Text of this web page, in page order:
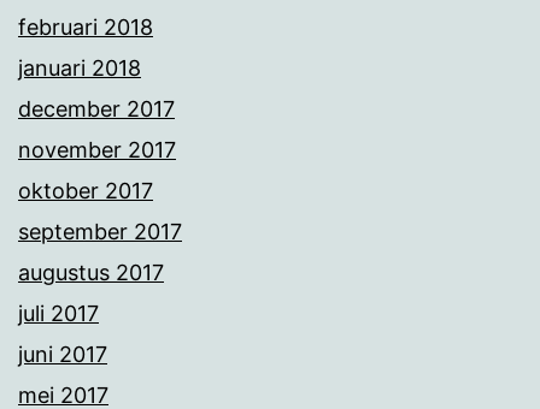
februari 2018
januari 2018
december 2017
november 2017
oktober 2017
september 2017
augustus 2017
juli 2017
juni 2017
mei 2017